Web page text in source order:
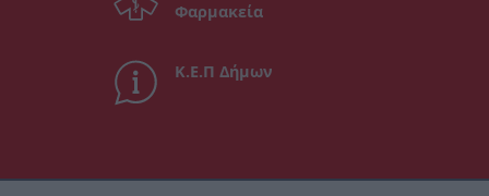
Φαρμακεία
Κ.Ε.Π Δήμων